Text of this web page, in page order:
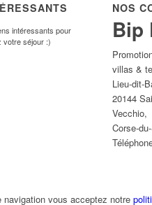
intéressants pour
votre séjour :)
NOS
Bip
villas &
Lieu-dit-
20144
Vecchio,
Corse-
vous acceptez notre